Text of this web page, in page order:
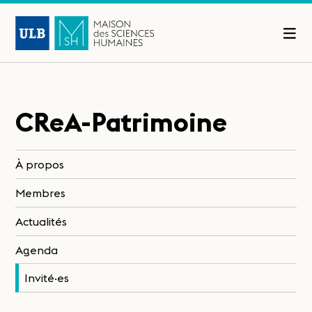
CReA-Patrimoine
À propos
Membres
Actualités
Agenda
Invité·es